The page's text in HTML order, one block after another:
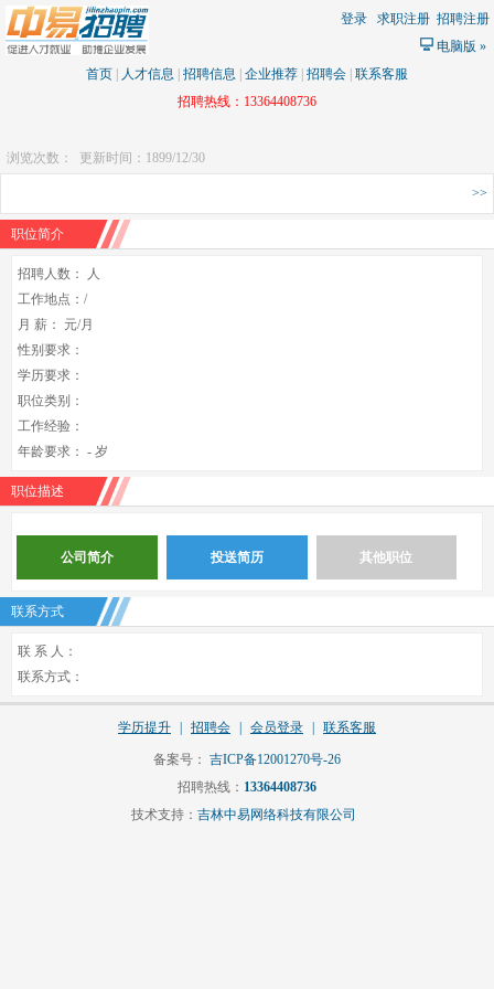
登录 求职注册 招聘注册
电脑版 »
首页
人才信息 招聘信息 企业推荐 招聘会 联系客服
招聘热线：13364408736
浏览次数： 更新时间：1899/12/30
>>
职位简介
招聘人数： 人
工作地点：/
月 薪： 元/月
性别要求：
学历要求：
职位类别：
工作经验：
年龄要求： - 岁
职位描述
公司简介 投送简历 其他职位
联系方式
联 系 人：
联系方式：
学历提升 招聘会 会员登录 联系客服
备案号： 吉ICP备12001270号-26
招聘热线： 13364408736
技术支持： 吉林中易网络科技有限公司